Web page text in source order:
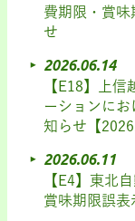
費期限・賞味
せ
2026.06.14
【E18】上
ーションに
知らせ【
2026.06.11
【E4】東北
賞味期限誤表